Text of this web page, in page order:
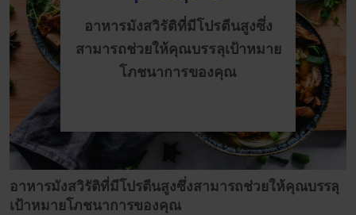
อาหารมังสวิรัติที่มีโปรตีนสูงซึ่ง
สามารถช่วยให้คุณบรรลุเป้าหมาย
โภชนาการของคุณ
อาหารมังสวิรัติที่มีโปรตีนสูงซึ่งสามารถช่วยให้คุณบรรลุ
เป้าหมายโภชนาการของคุณ